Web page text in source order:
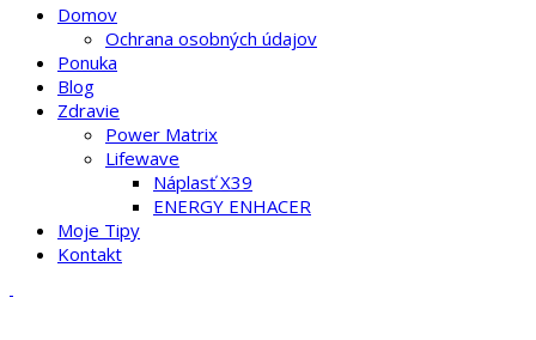
Domov
Ochrana osobných údajov
Ponuka
Blog
Zdravie
Power Matrix
Lifewave
Náplasť X39
ENERGY ENHACER
Moje Tipy
Kontakt